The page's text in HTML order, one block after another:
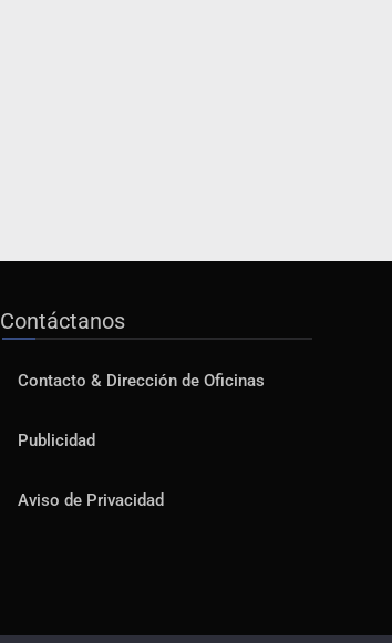
Contáctanos
Contacto & Dirección de Oficinas
Publicidad
Aviso de Privacidad